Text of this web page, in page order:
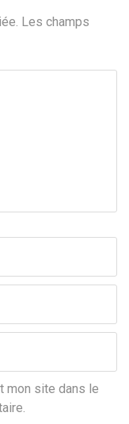
Les champs
mon site dans le